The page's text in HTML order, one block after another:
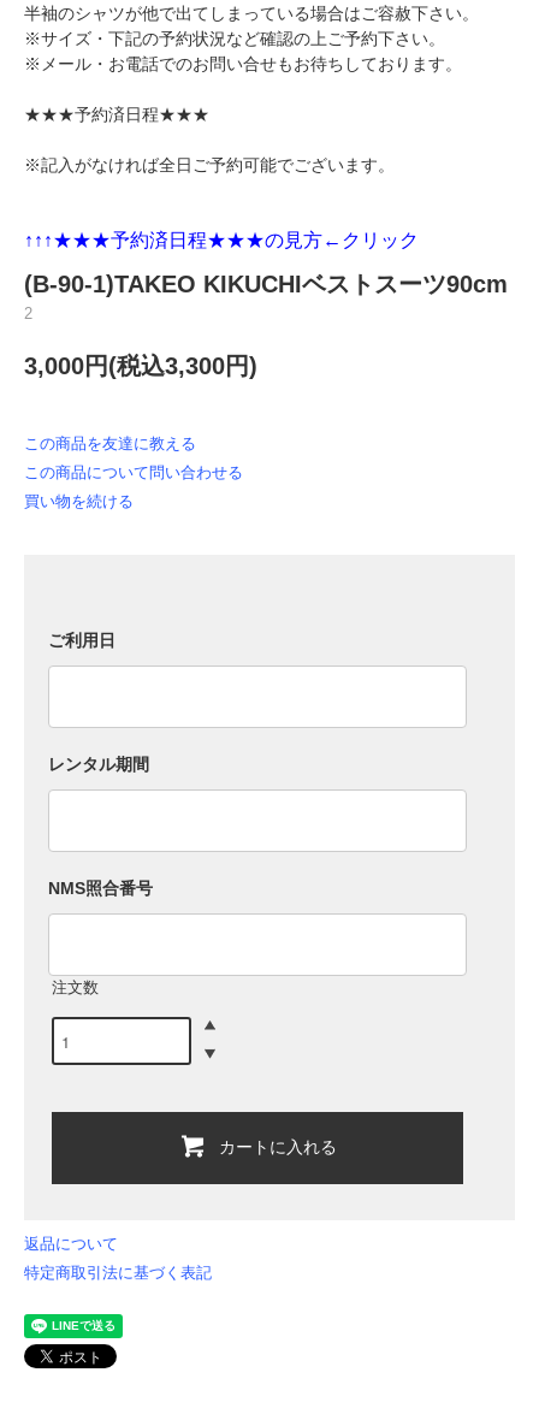
半袖のシャツが他で出てしまっている場合はご容赦下さい。
※サイズ・下記の予約状況など確認の上ご予約下さい。
※メール・お電話でのお問い合せもお待ちしております。
★★★予約済日程★★★
※記入がなければ全日ご予約可能でございます。
↑↑↑★★★予約済日程★★★の見方←クリック
(B-90-1)TAKEO KIKUCHIベストスーツ90cm
2
3,000円(税込3,300円)
この商品を友達に教える
この商品について問い合わせる
買い物を続ける
ご利用日
レンタル期間
NMS照合番号
注文数
カートに入れる
返品について
特定商取引法に基づく表記